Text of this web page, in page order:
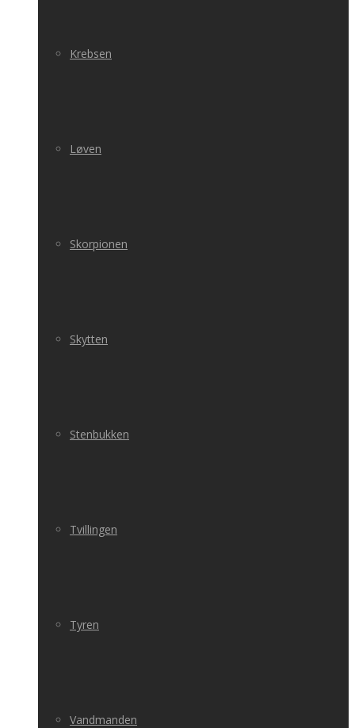
Krebsen
Løven
Skorpionen
Skytten
Stenbukken
Tvillingen
Tyren
Vandmanden